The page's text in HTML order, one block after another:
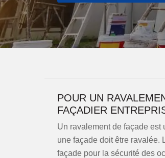
POUR UN
FAÇADIER
Un ravalement de façade est
une façade doit être ravalée.
façade pour la sécurité des